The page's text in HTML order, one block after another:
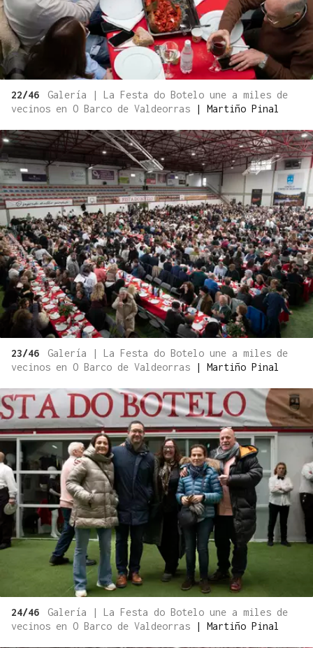
22/46
Galería | La Festa do Botelo une a miles de
vecinos en O Barco de Valdeorras
| Martiño Pinal
23/46
Galería | La Festa do Botelo une a miles de
vecinos en O Barco de Valdeorras
| Martiño Pinal
24/46
Galería | La Festa do Botelo une a miles de
vecinos en O Barco de Valdeorras
| Martiño Pinal